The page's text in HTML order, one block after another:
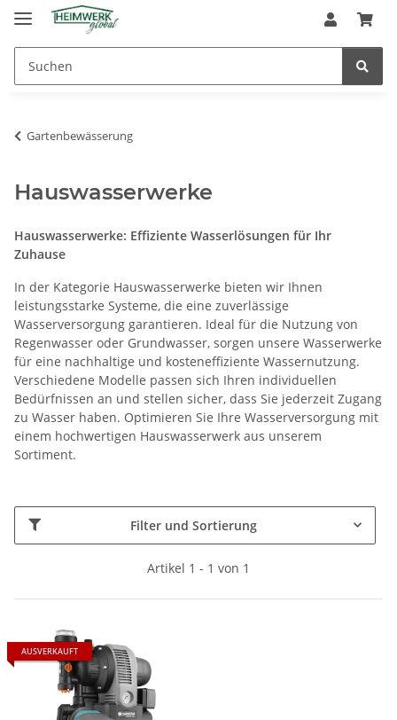
Gartenbewässerung
Hauswasserwerke
Hauswasserwerke: Effiziente Wasserlösungen für Ihr
Zuhause
In der Kategorie Hauswasserwerke bieten wir Ihnen
leistungsstarke Systeme, die eine zuverlässige
Wasserversorgung garantieren. Ideal für die Nutzung von
Regenwasser oder Grundwasser, sorgen unsere Wasserwerke
für eine nachhaltige und kosteneffiziente Wassernutzung.
Verschiedene Modelle passen sich Ihren individuellen
Bedürfnissen an und stellen sicher, dass Sie jederzeit Zugang
zu Wasser haben. Optimieren Sie Ihre Wasserversorgung mit
einem hochwertigen Hauswasserwerk aus unserem
Sortiment.
Filter und Sortierung
Artikel 1 - 1 von 1
AUSVERKAUFT